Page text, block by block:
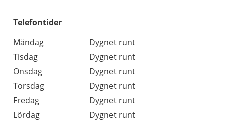
Telefontider
Måndag
Dygnet runt
Tisdag
Dygnet runt
Onsdag
Dygnet runt
Torsdag
Dygnet runt
Fredag
Dygnet runt
Lördag
Dygnet runt